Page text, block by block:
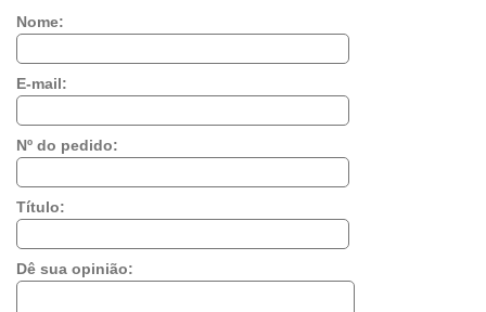
Nome:
E-mail:
Nº do pedido:
Título:
Dê sua opinião: